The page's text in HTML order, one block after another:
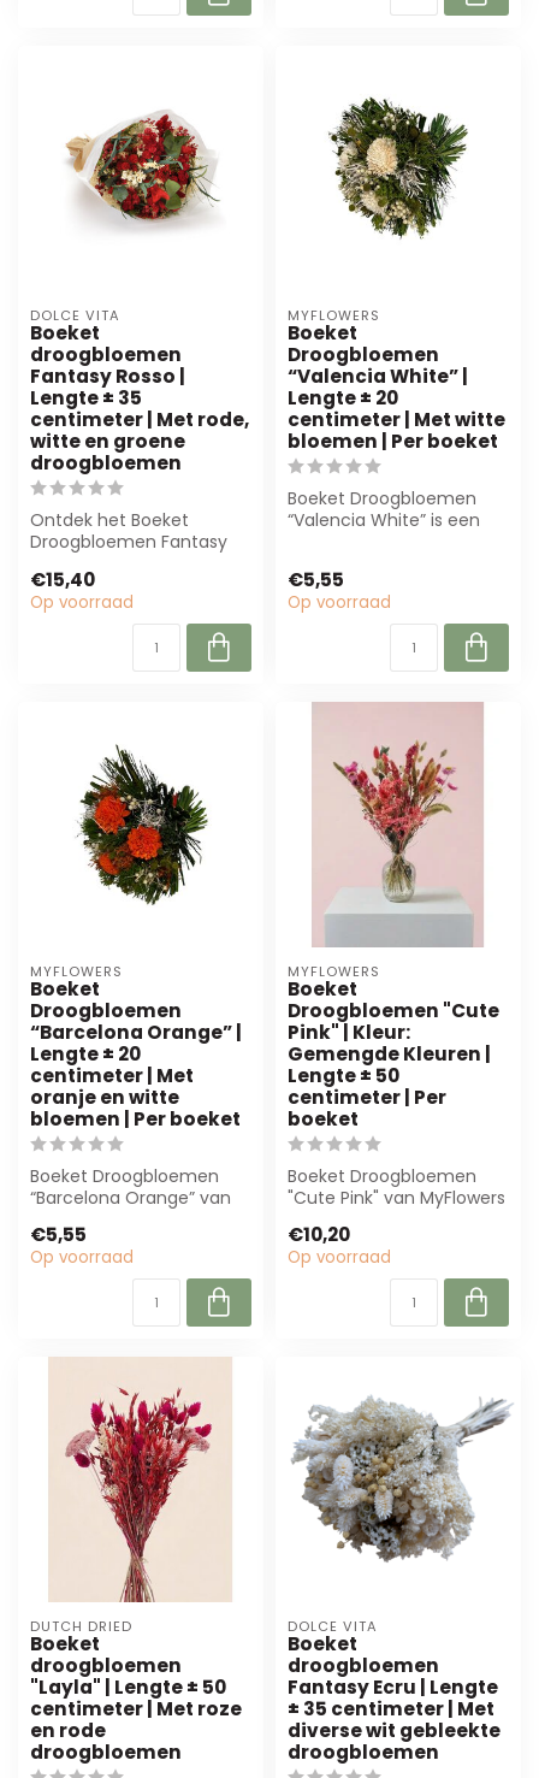
DOLCE VITA
Boeket
droogbloemen
Fantasy Rosso |
Lengte ± 35
centimeter | Met rode,
witte en groene
droogbloemen
Ontdek het Boeket
Droogbloemen Fantasy
rijke rode, witt...
€15,40
Op voorraad
MYFLOWERS
Boeket
Droogbloemen
“Valencia White” |
Lengte ± 20
centimeter | Met witte
bloemen | Per boeket
Boeket Droogbloemen
“Valencia White” is een
€5,55
Op voorraad
MYFLOWERS
Boeket
Droogbloemen
“Barcelona Orange” |
Lengte ± 20
centimeter | Met
oranje en witte
bloemen | Per boeket
Boeket Droogbloemen
“Barcelona Orange” van
oranje en zachte w...
€5,55
Op voorraad
MYFLOWERS
Boeket
Droogbloemen "Cute
Pink" | Kleur:
Gemengde Kleuren |
Lengte ± 50
centimeter | Per
boeket
Boeket Droogbloemen
"Cute Pink" van MyFlowers
boeket v...
€10,20
Op voorraad
DUTCH DRIED
Boeket
droogbloemen
"Layla" | Lengte ± 50
centimeter | Met roze
en rode
droogbloemen
DOLCE VITA
Boeket
droogbloemen
Fantasy Ecru | Lengte
± 35 centimeter | Met
diverse wit gebleekte
droogbloemen